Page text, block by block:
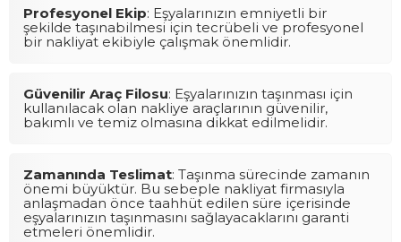
Profesyonel Ekip: Eşyalarınızın emniyetli bir
şekilde taşınabilmesi için tecrübeli ve profesyonel
bir nakliyat ekibiyle çalışmak önemlidir.
Güvenilir Araç Filosu: Eşyalarınızın taşınması için
kullanılacak olan nakliye araçlarının güvenilir,
bakımlı ve temiz olmasına dikkat edilmelidir.
Zamanında Teslimat: Taşınma sürecinde zamanın
önemi büyüktür. Bu sebeple nakliyat firmasıyla
anlaşmadan önce taahhüt edilen süre içerisinde
eşyalarınızın taşınmasını sağlayacaklarını garanti
etmeleri önemlidir.